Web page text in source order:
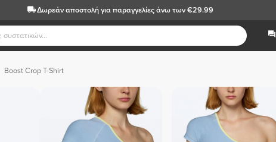
Δωρεάν αποστολήγια παραγγελίες άνω των €29.99
Boost Crop T-Shirt